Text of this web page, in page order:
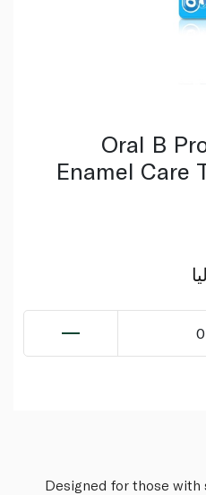
Oral B
Enamel Care
0
Designed for those with